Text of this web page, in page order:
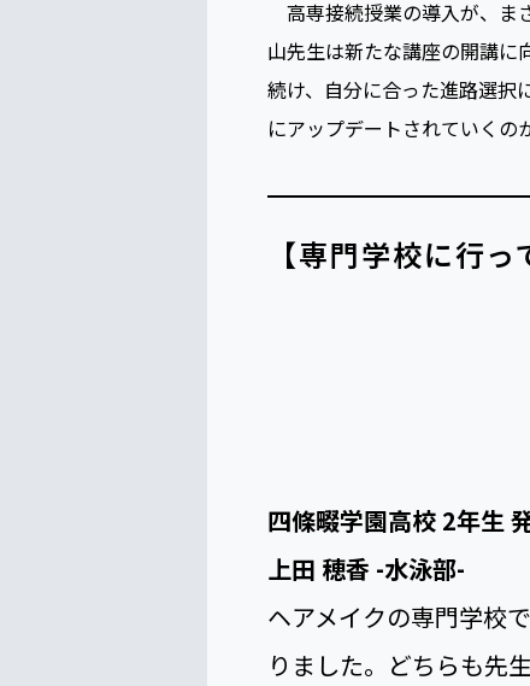
向きに動く生徒が増えました
高専接続授業の導入が、ま
山先生は新たな講座の開講に
続け、自分に合った進路選択